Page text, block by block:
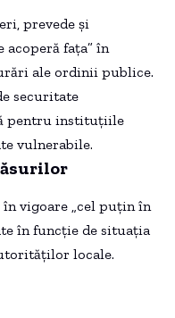
prevede și
acoperă fața” în
ale ordinii publice.
securitate
pentru instituțiile
vulnerabile.
vigoare „cel puțin în
în funcție de situația
locale.